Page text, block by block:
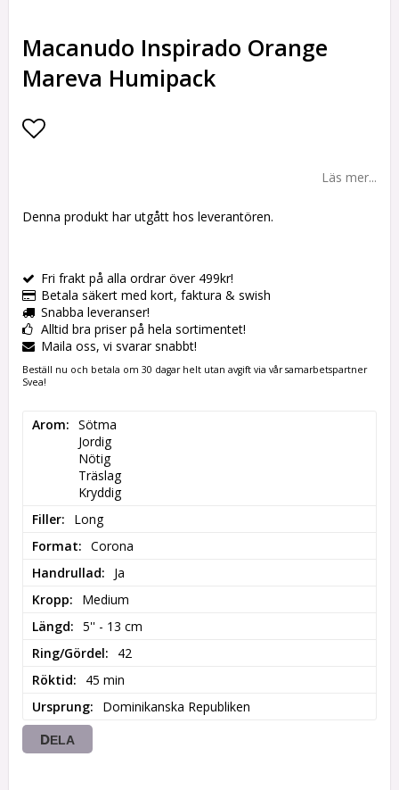
Macanudo Inspirado Orange
Mareva Humipack
Läs mer...
Denna produkt har utgått hos leverantören.
Fri frakt på alla ordrar över 499kr!
Betala säkert med kort, faktura & swish
Snabba leveranser!
Alltid bra priser på hela sortimentet!
Maila oss, vi svarar snabbt!
Beställ nu och betala om 30 dagar helt utan avgift via vår samarbetspartner
Svea!
Arom
Sötma
Jordig
Nötig
Träslag
Kryddig
Filler
Long
Format
Corona
Handrullad
Ja
Kropp
Medium
Längd
5'' - 13 cm
Ring/Gördel
42
Röktid
45 min
Ursprung
Dominikanska Republiken
DELA